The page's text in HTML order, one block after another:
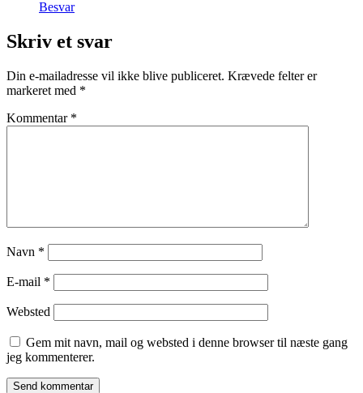
Besvar
Skriv et svar
Din e-mailadresse vil ikke blive publiceret. Krævede felter er
markeret med *
Kommentar *
Navn *
E-mail *
Websted
Gem mit navn, mail og websted i denne browser til næste gang
jeg kommenterer.